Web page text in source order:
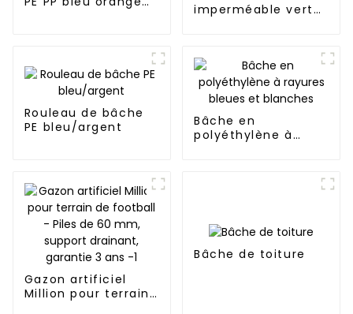
imperméable verte
Rouleau de bâche
PE bleu/argent
Bâche en
polyéthylène à
Gazon artificiel
Million pour terrain
Bâche de toiture